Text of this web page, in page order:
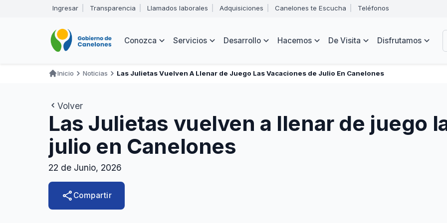
de
Abrir
menú
navegación
Ingresar Transparencia Llamados laborales Adquisiciones Canelones te Escucha Teléfonos
Navegación
Conozca Servicios Desarrollo Hacemos De Visita Disfrutamos
navegación
Inicio Noticias Las Julietas Vuelven A Llenar de Juego Las Vacaciones de Julio En Canelones
Volver
Las Julietas vuelven a llenar de juego
julio en Canelones
22 de Junio, 2026
share Compartir